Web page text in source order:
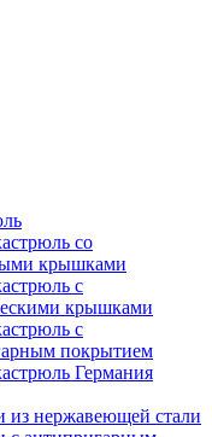
со
крышками
с
крышками
с
покрытием
Германия
из нержавеющей стали